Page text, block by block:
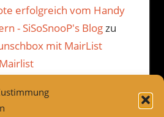
erfolgreich vom Handy
- SiSoSnooP's Blogzu
mit MairList
Mairlist